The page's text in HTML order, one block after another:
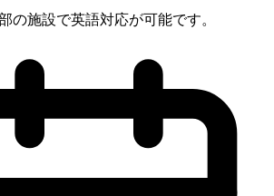
の施設で英語対応が可能です。